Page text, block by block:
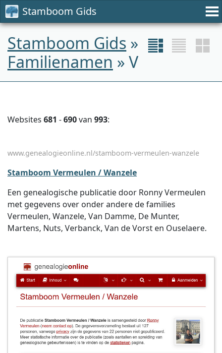
Stamboom Gids
Stamboom Gids »
Familienamen » V
Websites 681 -690van 993:
www.genealogieonline.nl/stamboom-vermeulen-wanzele
Stamboom Vermeulen / Wanzele
Een genealogische publicatie door Ronny Vermeulen
met gegevens over onder andere de families
Vermeulen, Wanzele, Van Damme, De Munter,
Martens, Nuts, Verbanck, Van de Vorst en Ouselaere.